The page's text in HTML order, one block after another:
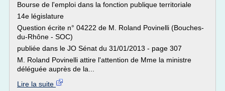
Bourse de l'emploi dans la fonction publique territoriale
14e législature
Question écrite n° 04222 de M. Roland Povinelli (Bouches-
du-Rhône - SOC)
publiée dans le JO Sénat du 31/01/2013 - page 307
M. Roland Povinelli attire l'attention de Mme la ministre
déléguée auprès de la...
Lire la suite